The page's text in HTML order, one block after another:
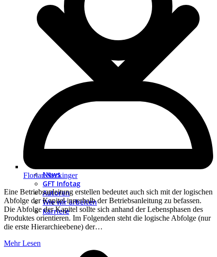
News
GFT Infotag
Autoren
Wie wir arbeiten
Karriere
Florian Seckinger
Eine Betriebsanleitung erstellen bedeutet auch sich mit der logischen
Abfolge der Kapitel innerhalb der Betriebsanleitung zu befassen.
Die Abfolge der Kapitel sollte sich anhand der Lebensphasen des
Produktes orientieren. Im Folgenden steht die logische Abfolge (nur
die erste Hierarchieebene) der…
Mehr Lesen